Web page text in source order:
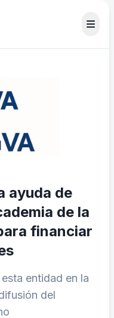
ayuda de
de la
financiar
entidad en la
del